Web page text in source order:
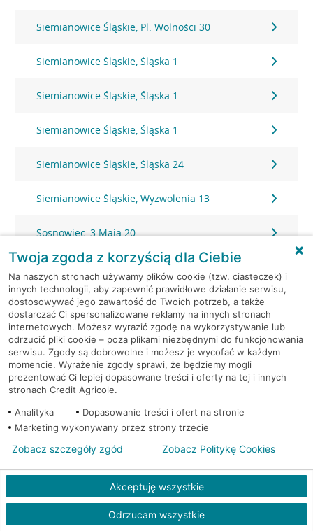
Siemianowice Śląskie, Pl. Wolności 30
Siemianowice Śląskie, Śląska 1
Siemianowice Śląskie, Śląska 1
Siemianowice Śląskie, Śląska 1
Siemianowice Śląskie, Śląska 24
Siemianowice Śląskie, Wyzwolenia 13
Sosnowiec, 3 Maja 20
Sosnowiec, Baczyńskiego 25D
Sosnowiec, Bohaterów Monte Cassino 48A
Sosnowiec, Braci Mieroszewskich 2
Sosnowiec, Braci Mieroszewskich 2
Sosnowiec, Gospodarcza 23
Sosnowiec, Hallera 16
Twoja zgoda z korzyścią dla Ciebie
Na naszych stronach używamy plików cookie (tzw. ciasteczek) i
innych technologii, aby zapewnić prawidłowe działanie serwisu,
dostosowywać jego zawartość do Twoich potrzeb, a także
dostarczać Ci spersonalizowane reklamy na innych stronach
internetowych. Możesz wyrazić zgodę na wykorzystywanie lub
odrzucić pliki cookie – poza plikami niezbędnymi do funkcjonowania
serwisu. Zgody są dobrowolne i możesz je wycofać w każdym
momencie. Wyrażenie zgody sprawi, że będziemy mogli
prezentować Ci lepiej dopasowane treści i oferty na tej i innych
stronach Credit Agricole.
Analityka
Dopasowanie treści i ofert na stronie
Marketing wykonywany przez strony trzecie
Akceptuję wszystkie
Odrzucam wszystkie
Zobacz szczegóły zgód Zobacz Politykę Cookies